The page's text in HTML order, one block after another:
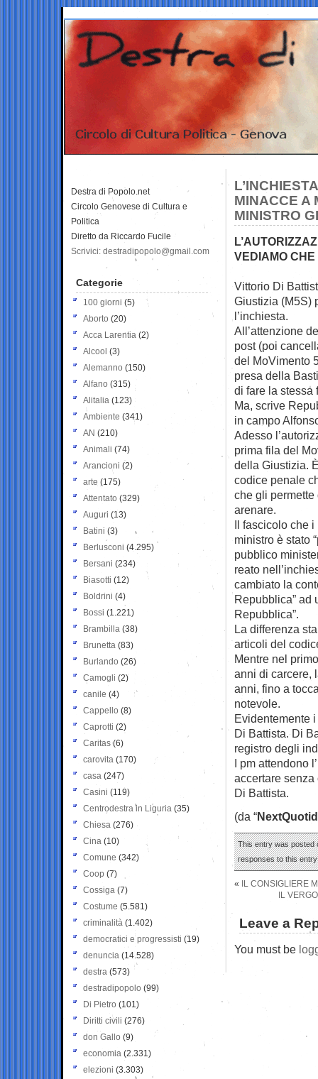
MINACCE A
MINISTRO
VEDIAMO
Vittorio Di
Giustizia (M5S)
l’inchiesta.
All’attenzione
post (poi
del MoVimento
presa della
di fare la stessa
Ma, scrive
in campo
Adesso
prima fila del
della Giustizia.
codice penale
che gli permette
arenare.
Il fascicolo che
ministro è stato
pubblico
reato
cambiato la
Repubblica” ad
Repubblica”.
La differenza
articoli del
Mentre nel
anni di carcere,
anni, fino a
notevole.
Evidentemente
Di Battista. Di
registro degli
I pm attendono
accertare senza
Di Battista.
(da “
This entry was posted
responses to this
«
IL CONSIGLIERE
IL
Leave a
You must be
Destra di Popolo.net
Circolo Genovese di Cultura e
Politica
Diretto da Riccardo Fucile
Scrivici: destradipopolo@gmail.com
Categorie
100 giorni (5)
Aborto (20)
Acca Larentia (2)
Alcool (3)
Alemanno (150)
Alfano (315)
Alitalia (123)
Ambiente (341)
AN (210)
Animali (74)
Arancioni (2)
arte (175)
Attentato (329)
Auguri (13)
Batini (3)
Berlusconi (4.295)
Bersani (234)
Biasotti (12)
Boldrini (4)
Bossi (1.221)
Brambilla (38)
Brunetta (83)
Burlando (26)
Camogli (2)
canile (4)
Cappello (8)
Caprotti (2)
Caritas (6)
carovita (170)
casa (247)
Casini (119)
Centrodestra in Liguria (35)
Chiesa (276)
Cina (10)
Comune (342)
Coop (7)
Cossiga (7)
Costume (5.581)
criminalità (1.402)
democratici e progressisti (19)
denuncia (14.528)
destra (573)
destradipopolo (99)
Di Pietro (101)
Diritti civili (276)
don Gallo (9)
economia (2.331)
elezioni (3.303)